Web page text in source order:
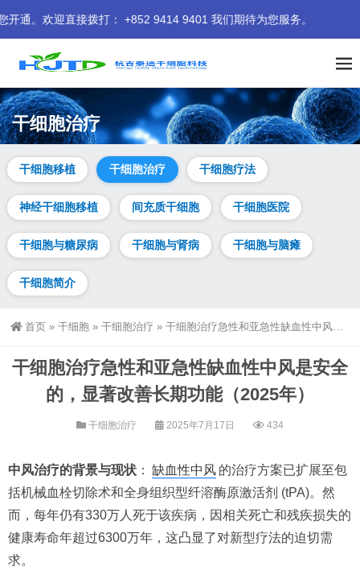
直接拨打： +852 9414 9401 我们期待为您服务。
干细胞治疗
干细胞移植 干细胞治疗 干细胞疗法
神经干细胞移植 间充质干细胞 干细胞医院
干细胞与糖尿病 干细胞与肾病 干细胞与脑瘫
干细胞简介
首页 » 干细胞 » 干细胞治疗 » 干细胞治疗急性和亚急性缺血性中风是安全的，显著改善长期功能（2025年）
干细胞治疗急性和亚急性缺血性中风是安全
的，显著改善长期功能（2025年）
干细胞治疗 2025年7月17日 434
中风治疗的背景与现状 ： 缺血性中风 的治疗方案已扩展至包
括机械血栓切除术和全身组织型纤溶酶原激活剂 (tPA)。然
而，每年仍有330万人死于该疾病，因相关死亡和残疾损失的
健康寿命年超过6300万年，这凸显了对新型疗法的迫切需
求。